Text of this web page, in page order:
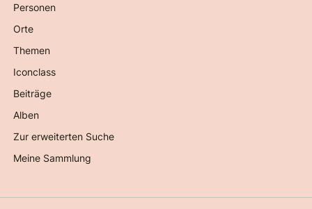
Personen
Orte
Themen
Iconclass
Beiträge
Alben
Zur erweiterten Suche
Meine Sammlung